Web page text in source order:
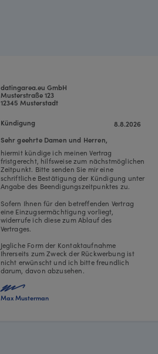
8.8.2026
datingarea.eu GmbH
Musterstraße 123
12345 Musterstadt
hiermit kündige ich meinen Vertrag
fristgerecht, hilfsweise zum nächstmöglichen
Zeitpunkt. Bitte senden Sie mir eine
schriftliche Bestätigung der Kündigung unter
Angabe des Beendigungszeitpunktes zu.
Sofern Ihnen für den betreffenden Vertrag
eine Einzugsermächtigung vorliegt,
widerrufe ich diese zum Ablauf des
Vertrages.
Jegliche Form der Kontaktaufnahme
Ihrerseits zum Zweck der Rückwerbung ist
nicht erwünscht und ich bitte freundlich
darum, davon abzusehen.
Sehr geehrte Damen und Herren,
Kündigung
Max Musterman